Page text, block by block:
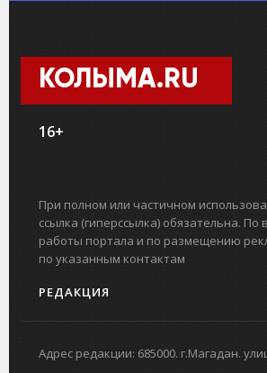
КОЛЫМА.RU
16+
При полном или частичном
ссылка (гиперссылка) обязательна. По
работы портала и по размещению
по указанным контактам
РЕДАКЦИЯ
Адрес редакции: 685000. г.Магадан.